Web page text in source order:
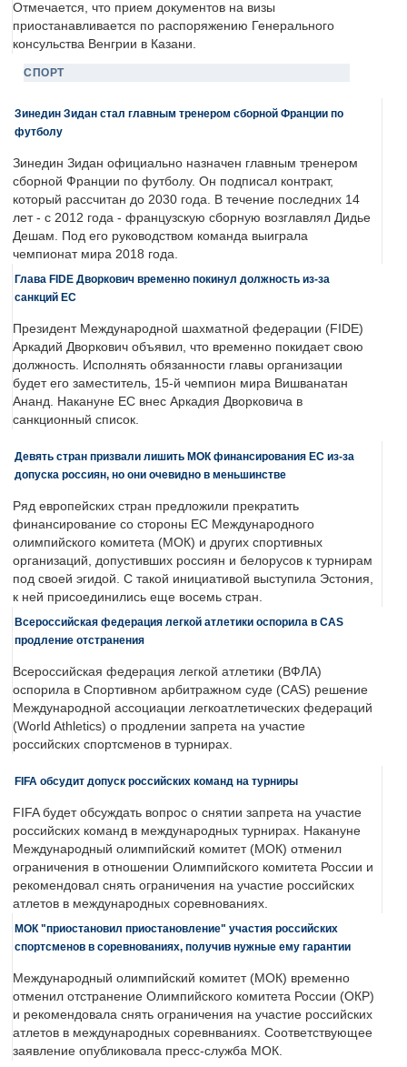
Отмечается, что прием документов на визы
приостанавливается по распоряжению Генерального
консульства Венгрии в Казани.
СПОРТ
Зинедин Зидан стал главным тренером сборной Франции по
футболу
Зинедин Зидан официально назначен главным тренером
сборной Франции по футболу. Он подписал контракт,
который рассчитан до 2030 года. В течение последних 14
лет - с 2012 года - французскую сборную возглавлял Дидье
Дешам. Под его руководством команда выиграла
чемпионат мира 2018 года.
Глава FIDE Дворкович временно покинул должность из-за
санкций ЕС
Президент Международной шахматной федерации (FIDE)
Аркадий Дворкович объявил, что временно покидает свою
должность. Исполнять обязанности главы организации
будет его заместитель, 15-й чемпион мира Вишванатан
Ананд. Накануне ЕС внес Аркадия Дворковича в
санкционный список.
Девять стран призвали лишить МОК финансирования ЕС из-за
допуска россиян, но они очевидно в меньшинстве
Ряд европейских стран предложили прекратить
финансирование со стороны ЕС Международного
олимпийского комитета (МОК) и других спортивных
организаций, допустивших россиян и белорусов к турнирам
под своей эгидой. С такой инициативой выступила Эстония,
к ней присоединились еще восемь стран.
Всероссийская федерация легкой атлетики оспорила в CAS
продление отстранения
Всероссийская федерация легкой атлетики (ВФЛА)
оспорила в Спортивном арбитражном суде (CAS) решение
Международной ассоциации легкоатлетических федераций
(World Athletics) о продлении запрета на участие
российских спортсменов в турнирах.
FIFA обсудит допуск российских команд на турниры
FIFA будет обсуждать вопрос о снятии запрета на участие
российских команд в международных турнирах. Накануне
Международный олимпийский комитет (МОК) отменил
ограничения в отношении Олимпийского комитета России и
рекомендовал снять ограничения на участие российских
атлетов в международных соревнованиях.
МОК "приостановил приостановление" участия российских
спортсменов в соревнованиях, получив нужные ему гарантии
Международный олимпийский комитет (МОК) временно
отменил отстранение Олимпийского комитета России (ОКР)
и рекомендовала снять ограничения на участие российских
атлетов в международных соревнваниях. Соответствующее
заявление опубликовала пресс-служба МОК.